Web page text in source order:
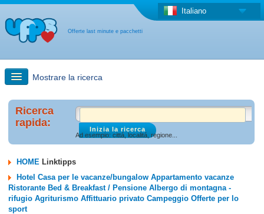
Offerte last minute e pacchetti
Italiano
Mostrare la ricerca
Ricerca rapida
Viaggi: Ricerca con la mappa
Offerta last minute + Offerta forfettaria
Altro paese
Ricerca
rapida:
Ad esempio: cittá, localitá, regione...
HOME Linktipps
Hotel Casa per le vacanze/bungalow Appartamento vacanze
Ristorante Bed & Breakfast / Pensione Albergo di montagna -
rifugio Agriturismo Affittuario privato Campeggio Offerte per lo
sport